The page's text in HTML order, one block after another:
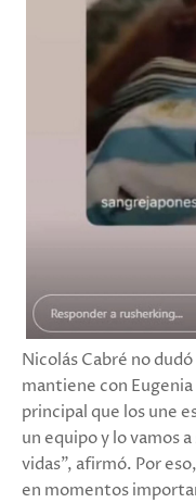
Nicolás Cabré no
mantiene con
principal que los une
un equipo y lo vamos
vidas”, afirmó. Por
en momentos